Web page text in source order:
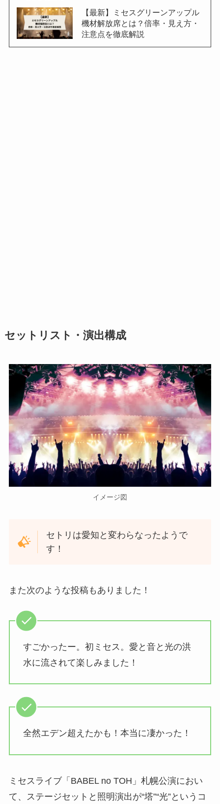
【最新】ミセスグリーンアップル
機材解放席とは？倍率・見え方・
注意点を徹底解説
セットリスト・演出構成
イメージ図
セトリは愛知と変わらなったようで
す！
また次のような投稿もありました！
すごかったー。初ミセス。愛と音と光の洪
水に流されて楽しみました！
全然エデン超えたかも！本当に凄かった！
ミセスライブ「BABEL no TOH」札幌公演におい
て、ステージセットと照明演出が“塔”“光”というコ